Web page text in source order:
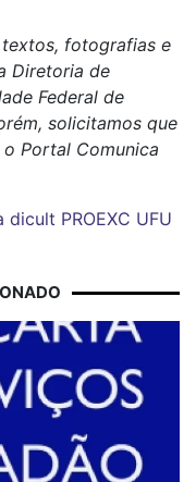
fotografias e
Diretoria de
Federal de
solicitamos que
Portal Comunica
dicult PROEXC UFU